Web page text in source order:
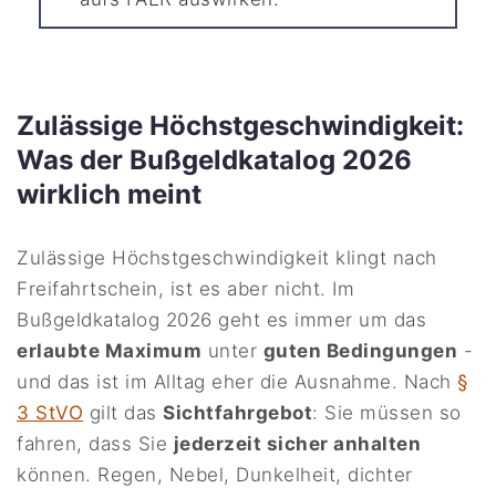
Zulässige Höchstgeschwindigkeit:
Was der Bußgeldkatalog 2026
wirklich meint
Zulässige Höchstgeschwindigkeit klingt nach
Freifahrtschein, ist es aber nicht. Im
Bußgeldkatalog 2026 geht es immer um das
erlaubte Maximum unter guten Bedingungen -
und das ist im Alltag eher die Ausnahme. Nach §
3 StVO gilt dasSichtfahrgebot: Sie müssen so
fahren, dass Sie jederzeit sicher anhalten
können. Regen, Nebel, Dunkelheit, dichter